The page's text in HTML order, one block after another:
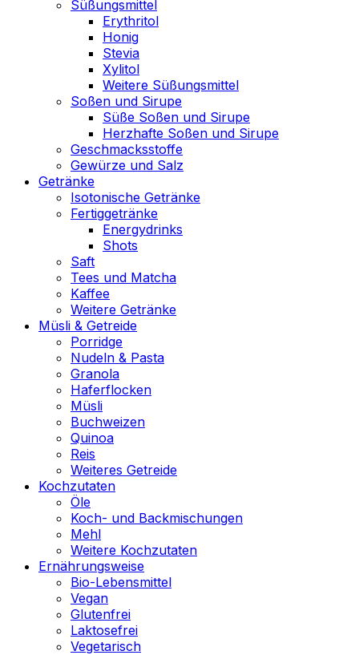
Süßungsmittel
Erythritol
Honig
Stevia
Xylitol
Weitere Süßungsmittel
Soßen und Sirupe
Süße Soßen und Sirupe
Herzhafte Soßen und Sirupe
Geschmacksstoffe
Gewürze und Salz
Getränke
Isotonische Getränke
Fertiggetränke
Energydrinks
Shots
Saft
Tees und Matcha
Kaffee
Weitere Getränke
Müsli & Getreide
Porridge
Nudeln & Pasta
Granola
Haferflocken
Müsli
Buchweizen
Quinoa
Reis
Weiteres Getreide
Kochzutaten
Öle
Koch- und Backmischungen
Mehl
Weitere Kochzutaten
Ernährungsweise
Bio-Lebensmittel
Vegan
Glutenfrei
Laktosefrei
Vegetarisch